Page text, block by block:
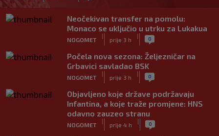
Neočekivan transfer na pomolu:
Monaco se uključio u utrku za Lukakua
NOGOMET
|
prije 3 h
| 0
Počela nova sezona: Željezničar na
Grbavici savladao BSK
NOGOMET
|
prije 3 h
| 0
Objavljeno koje države podržavaju
Infantina, a koje traže promjene: HNS
odavno zauzeo stranu
NOGOMET
|
prije 4 h
| 0